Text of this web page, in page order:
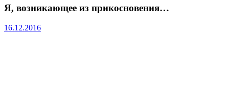
Я, возникающее из прикосновения…
16.12.2016